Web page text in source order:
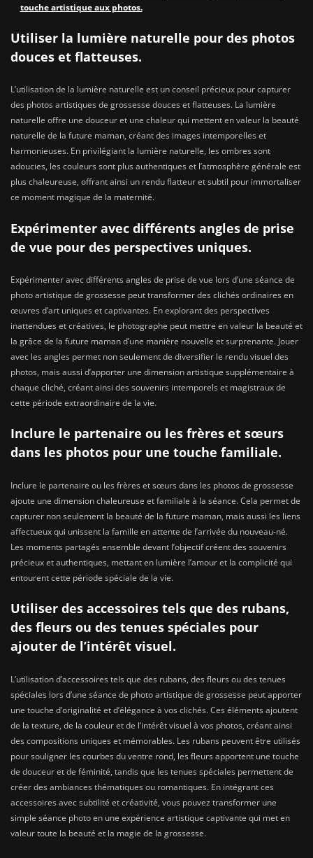
touche artistique aux photos.
Utiliser la lumière naturelle pour des photos
douces et flatteuses.
L’utilisation de la lumière naturelle est un conseil précieux pour capturer
des photos artistiques de grossesse douces et flatteuses. La lumière
naturelle offre une douceur et une chaleur qui mettent en valeur la beauté
naturelle de la future maman, créant des images intemporelles et
harmonieuses. En privilégiant la lumière naturelle, les ombres sont
adoucies, les couleurs sont plus authentiques et l’atmosphère générale est
plus chaleureuse, offrant ainsi un rendu flatteur et subtil pour immortaliser
ce moment magique de la maternité.
Expérimenter avec différents angles de prise
de vue pour des perspectives uniques.
Expérimenter avec différents angles de prise de vue lors d’une séance de
photo artistique de grossesse peut transformer des clichés ordinaires en
œuvres d’art uniques et captivantes. En explorant des perspectives
inattendues et créatives, le photographe peut mettre en valeur la beauté et
la grâce de la future maman d’une manière nouvelle et surprenante. Jouer
avec les angles permet non seulement de diversifier le rendu visuel des
photos, mais aussi d’apporter une dimension artistique supplémentaire à
chaque cliché, créant ainsi des souvenirs intemporels et magistraux de
cette période extraordinaire de la vie.
Inclure le partenaire ou les frères et sœurs
dans les photos pour une touche familiale.
Inclure le partenaire ou les frères et sœurs dans les photos de grossesse
ajoute une dimension chaleureuse et familiale à la séance. Cela permet de
capturer non seulement la beauté de la future maman, mais aussi les liens
affectueux qui unissent la famille en attente de l’arrivée du nouveau-né.
Les moments partagés ensemble devant l’objectif créent des souvenirs
précieux et authentiques, mettant en lumière l’amour et la complicité qui
entourent cette période spéciale de la vie.
Utiliser des accessoires tels que des rubans,
des fleurs ou des tenues spéciales pour
ajouter de l’intérêt visuel.
L’utilisation d’accessoires tels que des rubans, des fleurs ou des tenues
spéciales lors d’une séance de photo artistique de grossesse peut apporter
une touche d’originalité et d’élégance à vos clichés. Ces éléments ajoutent
de la texture, de la couleur et de l’intérêt visuel à vos photos, créant ainsi
des compositions uniques et mémorables. Les rubans peuvent être utilisés
pour souligner les courbes du ventre rond, les fleurs apportent une touche
de douceur et de féminité, tandis que les tenues spéciales permettent de
créer des ambiances thématiques ou romantiques. En intégrant ces
accessoires avec subtilité et créativité, vous pouvez transformer une
simple séance photo en une expérience artistique captivante qui met en
valeur toute la beauté et la magie de la grossesse.